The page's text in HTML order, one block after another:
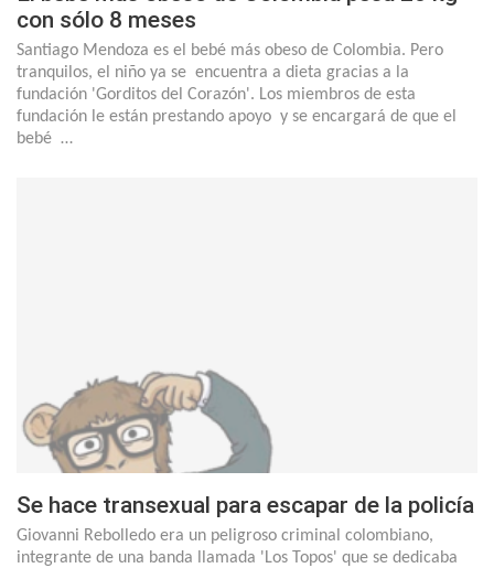
con sólo 8 meses
Santiago Mendoza es el bebé más obeso de Colombia. Pero
tranquilos, el niño ya se encuentra a dieta gracias a la
fundación 'Gorditos del Corazón'. Los miembros de esta
fundación le están prestando apoyo y se encargará de que el
bebé …
Se hace transexual para escapar de la policía
Giovanni Rebolledo era un peligroso criminal colombiano,
integrante de una banda llamada 'Los Topos' que se dedicaba